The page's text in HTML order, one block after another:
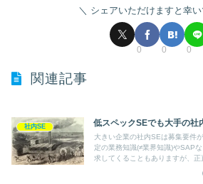
シェアいただけますと幸い
0 0 0
関連記事
社内SE 低スペックSEでも大手の社
大きい企業の社内SEは募集要件
定の業務知識(≠業界知識)やSAP
求してくることもありますが、正
の要素も大きいです。というこ
す…。ただ、業界によっては大手